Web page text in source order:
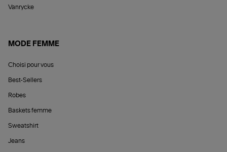
Vanrycke
MODE FEMME
Choisi pour vous
Best-Sellers
Robes
Baskets femme
Sweatshirt
Jeans